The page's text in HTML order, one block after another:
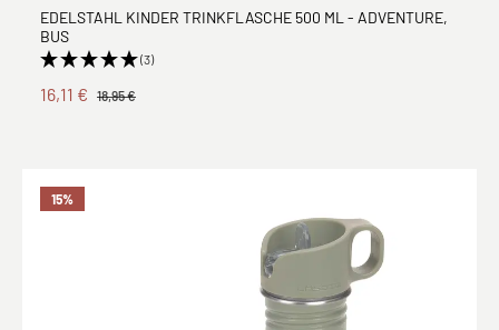
EDELSTAHL KINDER TRINKFLASCHE 500 ML - ADVENTURE,
BUS
(3)
16,11 € 18,95 €
15%